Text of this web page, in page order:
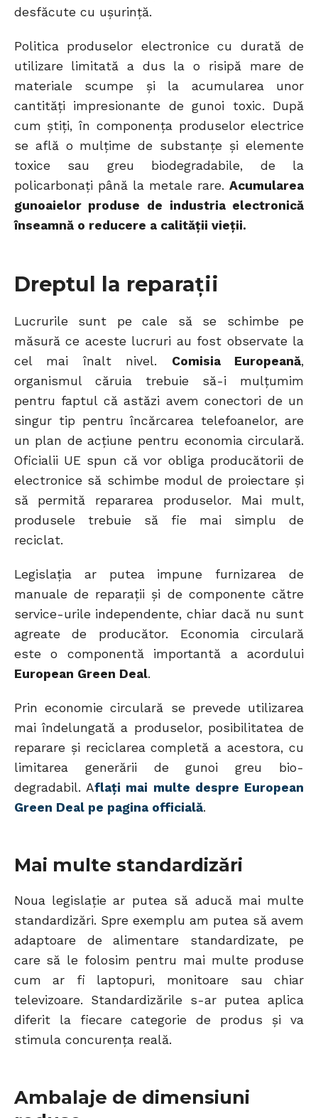
desfăcute cu ușurință.
Politica produselor electronice cu durată de
utilizare limitată a dus la o risipă mare de
materiale scumpe și la acumularea unor
cantități impresionante de gunoi toxic. După
cum știți, în componența produselor electrice
se află o mulțime de substanțe și elemente
toxice sau greu biodegradabile, de la
policarbonați până la metale rare.Acumularea
gunoaielor produse de industria electronică
înseamnă o reducere a calității vieții.
Dreptul la reparații
Lucrurile sunt pe cale să se schimbe pe
măsură ce aceste lucruri au fost observate la
cel mai înalt nivel. Comisia Europeană,
organismul căruia trebuie să-i mulțumim
pentru faptul că astăzi avem conectori de un
singur tip pentru încărcarea telefoanelor, are
un plan de acțiune pentru economia circulară.
Oficialii UE spun că vor obliga producătorii de
electronice să schimbe modul de proiectare și
să permită repararea produselor. Mai mult,
produsele trebuie să fie mai simplu de
reciclat.
Legislația ar putea impune furnizarea de
manuale de reparații și de componente către
service-urile independente, chiar dacă nu sunt
agreate de producător. Economia circulară
este o componentă importantă a acordului
European Green Deal.
Prin economie circulară se prevede utilizarea
mai îndelungată a produselor, posibilitatea de
reparare și reciclarea completă a acestora, cu
limitarea generării de gunoi greu bio-
degradabil. Aflați mai multe despre European
Green Deal pe pagina officială.
Mai multe standardizări
Noua legislație ar putea să aducă mai multe
standardizări. Spre exemplu am putea să avem
adaptoare de alimentare standardizate, pe
care să le folosim pentru mai multe produse
cum ar fi laptopuri, monitoare sau chiar
televizoare. Standardizările s-ar putea aplica
diferit la fiecare categorie de produs și va
stimula concurența reală.
Ambalaje de dimensiuni